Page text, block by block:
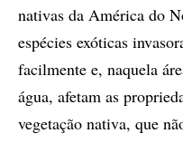
nativas da América do
espécies exóticas
facilmente e, naquela
água, afetam as
vegetação nativa, que